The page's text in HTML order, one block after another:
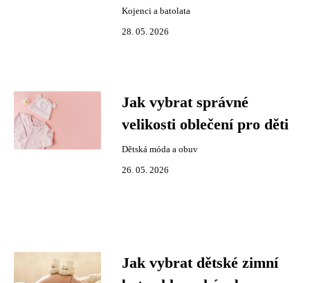
Kojenci a batolata
28. 05. 2026
Jak vybrat správné
velikosti oblečení pro děti
Dětská móda a obuv
26. 05. 2026
Jak vybrat dětské zimní